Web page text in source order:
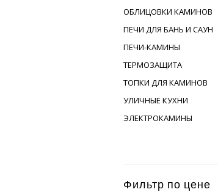
ОБЛИЦОВКИ КАМИНОВ
ПЕЧИ ДЛЯ БАНЬ И САУН
ПЕЧИ-КАМИНЫ
ТЕРМОЗАЩИТА
ТОПКИ ДЛЯ КАМИНОВ
УЛИЧНЫЕ КУХНИ
ЭЛЕКТРОКАМИНЫ
Фильтр по цене